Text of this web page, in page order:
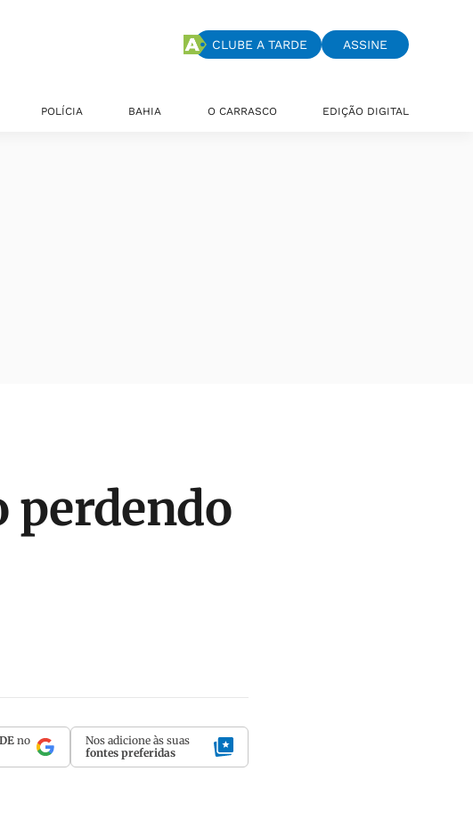
CLUBE A TARDE ASSINE
POLÍCIA BAHIA O CARRASCO EDIÇÃO DIGITAL
perdendo
no
Nos adicione às suas
fontes preferidas